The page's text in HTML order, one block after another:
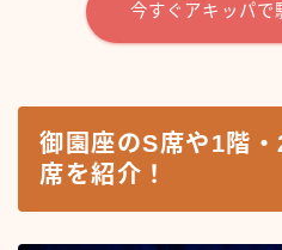
今すぐアキッパで
御園座のS席や1階
席を紹介！